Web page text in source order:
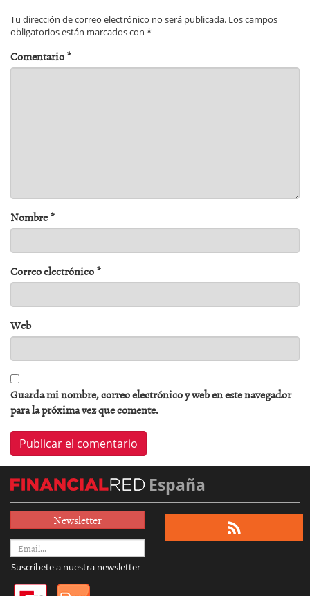
Tu dirección de correo electrónico no será publicada. Los campos
obligatorios están marcados con *
Comentario*
Nombre*
Correo electrónico*
Web
Guarda mi nombre, correo electrónico y web en este navegador
para la próxima vez que comente.
España
Newsletter
Suscríbete a nuestra newsletter